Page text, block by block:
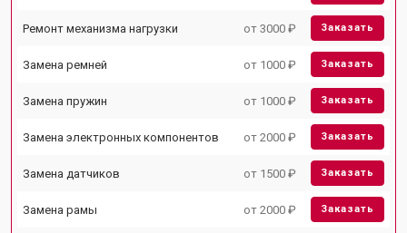
Ремонт механизма нагрузки от 3000 ₽ Заказать
Замена ремней от 1000 ₽ Заказать
Замена пружин от 1000 ₽ Заказать
Замена электронных компонентов от 2000 ₽ Заказать
Замена датчиков от 1500 ₽ Заказать
Замена рамы от 2000 ₽ Заказать